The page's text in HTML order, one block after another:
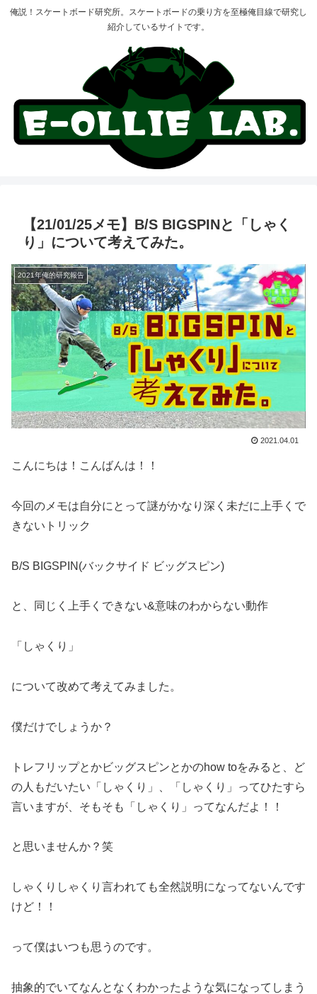
俺説！スケートボード研究所。スケートボードの乗り方を至極俺目線で研究し
紹介しているサイトです。
【21/01/25メモ】B/S BIGSPINと「しゃく
り」について考えてみた。
2021年俺的研究報告
2021.04.01
こんにちは！こんばんは！！
今回のメモは自分にとって謎がかなり深く未だに上手くで
きないトリック
B/S BIGSPIN(バックサイド ビッグスピン)
と、同じく上手くできない&意味のわからない動作
「しゃくり」
について改めて考えてみました。
僕だけでしょうか？
トレフリップとかビッグスピンとかのhow toをみると、ど
の人もだいたい「しゃくり」、「しゃくり」ってひたすら
言いますが、そもそも「しゃくり」ってなんだよ！！
と思いませんか？笑
しゃくりしゃくり言われても全然説明になってないんです
けど！！
って僕はいつも思うのです。
抽象的でいてなんとなくわかったような気になってしまう